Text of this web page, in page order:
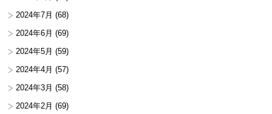
2024年7月 (68)
2024年6月 (69)
2024年5月 (59)
2024年4月 (57)
2024年3月 (58)
2024年2月 (69)